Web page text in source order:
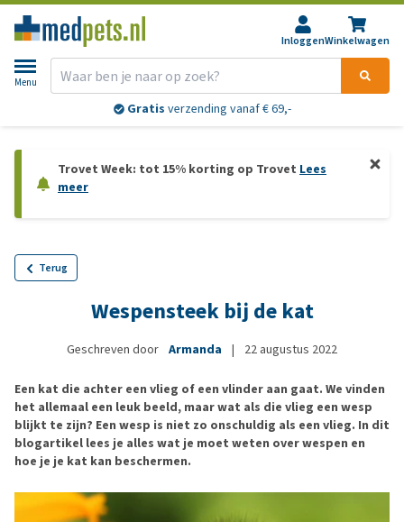
InloggenWinkelwagen
Menu
Gratis verzending vanaf € 69,-
Trovet Week: tot 15% korting op Trovet Lees
meer
Terug
Wespensteek bij de kat
Geschreven door Armanda | 22 augustus 2022
Een kat die achter een vlieg of een vlinder aan gaat. We vinden
het allemaal een leuk beeld, maar wat als die vlieg een wesp
blijkt te zijn? Een wesp is niet zo onschuldig als een vlieg. In dit
blogartikel lees je alles wat je moet weten over wespen en
hoe je je kat kan beschermen.